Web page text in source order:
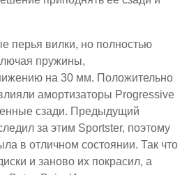
перья вилки, но полностью
пружины,
на 30 мм. Положительно
амортизаторы Progressive
сзади. Предыдущий
за этим Sportster, поэтому
в отличном состоянии. Так что
и заново их покрасил, а